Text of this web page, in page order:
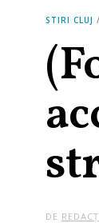
STIRI CLUJ /
DE